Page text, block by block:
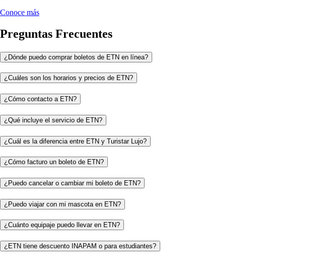
Conoce más
Preguntas Frecuentes
¿Dónde puedo comprar boletos de ETN en línea?
¿Cuáles son los horarios y precios de ETN?
¿Cómo contacto a ETN?
¿Qué incluye el servicio de ETN?
¿Cuál es la diferencia entre ETN y Turistar Lujo?
¿Cómo facturo un boleto de ETN?
¿Puedo cancelar o cambiar mi boleto de ETN?
¿Puedo viajar con mi mascota en ETN?
¿Cuánto equipaje puedo llevar en ETN?
¿ETN tiene descuento INAPAM o para estudiantes?